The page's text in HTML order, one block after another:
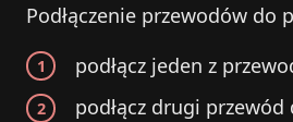
Podłączenie przewodów do
podłącz jeden z
podłącz drugi